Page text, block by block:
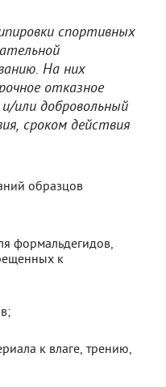
спортивных
На них
отказное
или добровольный
сроком действия
образцов
формальдегидов,
к
к влаге, трению,